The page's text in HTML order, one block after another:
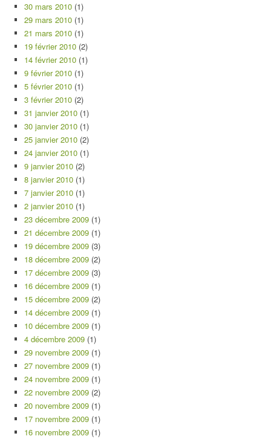
30 mars 2010 (1)
29 mars 2010 (1)
21 mars 2010 (1)
19 février 2010 (2)
14 février 2010 (1)
9 février 2010 (1)
5 février 2010 (1)
3 février 2010 (2)
31 janvier 2010 (1)
30 janvier 2010 (1)
25 janvier 2010 (2)
24 janvier 2010 (1)
9 janvier 2010 (2)
8 janvier 2010 (1)
7 janvier 2010 (1)
2 janvier 2010 (1)
23 décembre 2009 (1)
21 décembre 2009 (1)
19 décembre 2009 (3)
18 décembre 2009 (2)
17 décembre 2009 (3)
16 décembre 2009 (1)
15 décembre 2009 (2)
14 décembre 2009 (1)
10 décembre 2009 (1)
4 décembre 2009 (1)
29 novembre 2009 (1)
27 novembre 2009 (1)
24 novembre 2009 (1)
22 novembre 2009 (2)
20 novembre 2009 (1)
17 novembre 2009 (1)
16 novembre 2009 (1)